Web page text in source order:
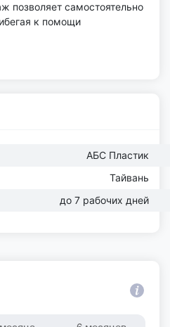
позволяет самостоятельно
к помощи
АБС Пластик
Тайвань
до 7 рабочих дней